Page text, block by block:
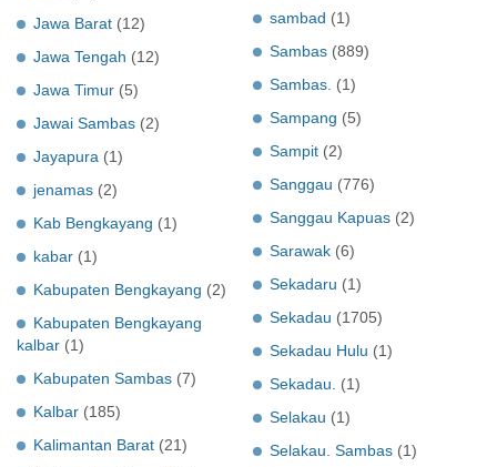
Jawa Barat (12)
Jawa Tengah (12)
Jawa Timur (5)
Jawai Sambas (2)
Jayapura (1)
jenamas (2)
Kab Bengkayang (1)
kabar (1)
Kabupaten Bengkayang (2)
Kabupaten Bengkayang
kalbar (1)
Kabupaten Sambas (7)
Kalbar (185)
Kalimantan Barat (21)
sambad (1)
Sambas (889)
Sambas. (1)
Sampang (5)
Sampit (2)
Sanggau (776)
Sanggau Kapuas (2)
Sarawak (6)
Sekadaru (1)
Sekadau (1705)
Sekadau Hulu (1)
Sekadau.
(1)
Selakau (1)
Selakau. Sambas (1)